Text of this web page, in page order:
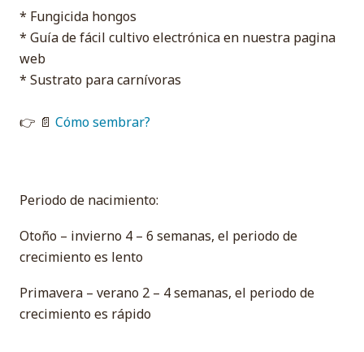
* Fungicida hongos
* Guía de fácil cultivo electrónica en nuestra pagina
web
* Sustrato para carnívoras
👉 📄 Cómo sembrar?
Periodo de nacimiento:
Otoño – invierno 4 – 6 semanas, el periodo de
crecimiento es lento
Primavera – verano 2 – 4 semanas, el periodo de
crecimiento es rápido